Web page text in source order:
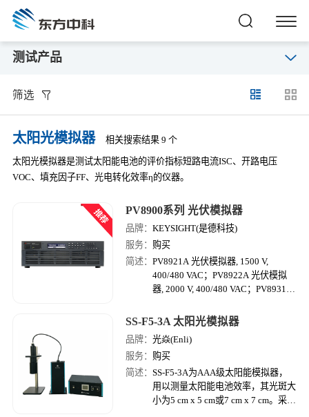
测试产品
筛选
太阳光模拟器 相关搜索结果 9 个
太阳光模拟器是测试太阳能电池的评价指标短路电流ISC、开路电压
VOC、填充因子FF、光电转化效率η的仪器。
PV8900系列 光伏模拟器
品牌：KEYSIGHT(是德科技)
服务： 购买
简述：PV8921A 光伏模拟器, 1500 V,
400/480 VAC；PV8922A 光伏模拟
器, 2000 V, 400/480 VAC；PV8931A
30kW，400/480 VAC；PV8932A 光
30kW，400/480 VAC
SS-F5-3A 太阳光模拟器
品牌：光焱(Enli)
服务： 购买
简述：SS-F5-3A为AAA级太阳能模拟器，
用以测量太阳能电池效率，其光斑大
小为5 cm x 5 cm或7 cm x 7 cm。采光